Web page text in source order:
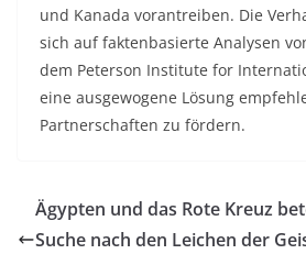
und Kanada vorantreiben. Die
sich auf faktenbasierte Analysen
dem Peterson Institute for
eine ausgewogene Lösung
Partnerschaften zu fördern.
Ägypten und das Rote Kreuz
Suche nach den Leichen der